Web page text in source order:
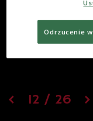
12 / 26
Odrzucenie